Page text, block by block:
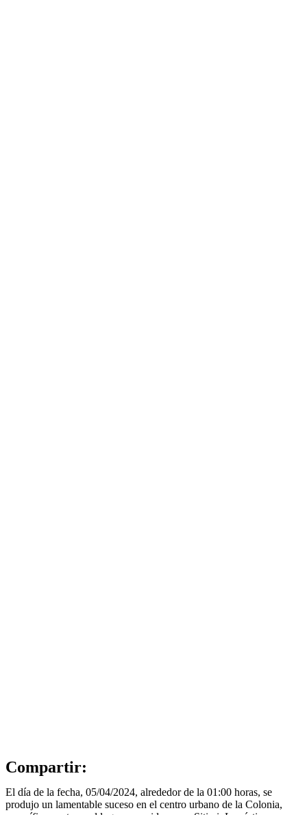
Compartir:
El día de la fecha, 05/04/2024, alrededor de la 01:00 horas, se
produjo un lamentable suceso en el centro urbano de la Colonia,